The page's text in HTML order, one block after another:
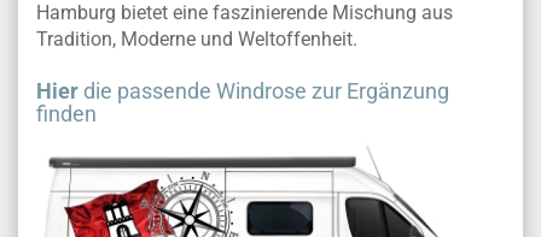
Hamburg bietet eine faszinierende Mischung aus
Tradition, Moderne und Weltoffenheit.
Hier die passende Windrose zur Ergänzung
finden